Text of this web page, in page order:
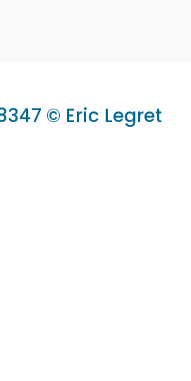
© Eric Legret